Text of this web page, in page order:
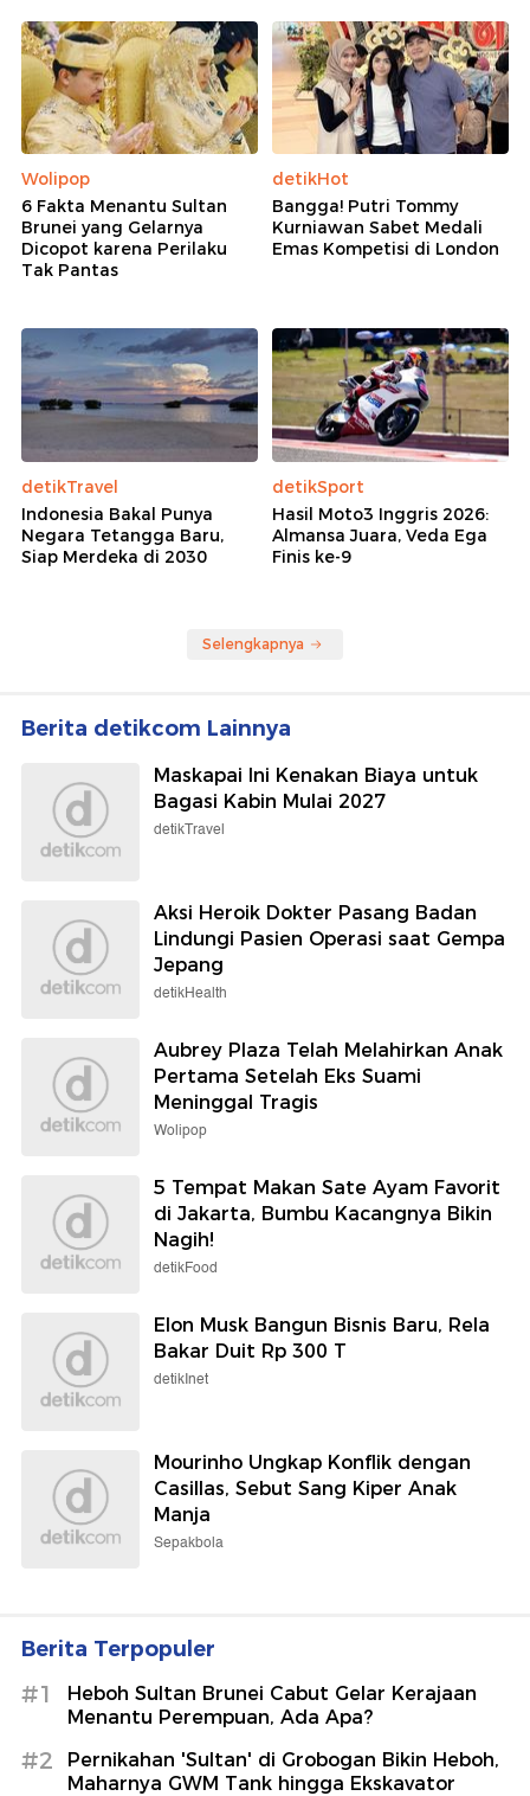
Wolipop
6 Fakta Menantu Sultan
Brunei yang Gelarnya
Dicopot karena Perilaku
Tak Pantas
detikHot
Bangga! Putri Tommy
Kurniawan Sabet Medali
Emas Kompetisi di London
detikTravel
Indonesia Bakal Punya
Negara Tetangga Baru,
Siap Merdeka di 2030
detikSport
Hasil Moto3 Inggris 2026:
Almansa Juara, Veda Ega
Finis ke-9
Selengkapnya
Berita detikcom Lainnya
Maskapai Ini Kenakan Biaya untuk
Bagasi Kabin Mulai 2027
detikTravel
Aksi Heroik Dokter Pasang Badan
Lindungi Pasien Operasi saat Gempa
Jepang
detikHealth
Aubrey Plaza Telah Melahirkan Anak
Pertama Setelah Eks Suami
Meninggal Tragis
Wolipop
5 Tempat Makan Sate Ayam Favorit
di Jakarta, Bumbu Kacangnya Bikin
Nagih!
detikFood
Elon Musk Bangun Bisnis Baru, Rela
Bakar Duit Rp 300 T
detikInet
Mourinho Ungkap Konflik dengan
Casillas, Sebut Sang Kiper Anak
Manja
Sepakbola
Berita Terpopuler
#1
Heboh Sultan Brunei Cabut Gelar Kerajaan
Menantu Perempuan, Ada Apa?
#2
Pernikahan 'Sultan' di Grobogan Bikin Heboh,
Maharnya GWM Tank hingga Ekskavator